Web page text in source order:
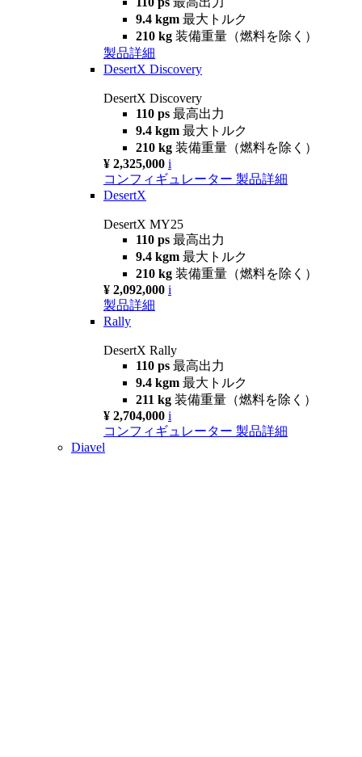
9.4 kgm 最大トルク
210 kg 装備重量（燃料を除く）
製品詳細
DesertX Discovery
DesertX Discovery
110 ps 最高出力
9.4 kgm 最大トルク
210 kg 装備重量（燃料を除く）
¥ 2,325,000 i
コンフィギュレーター 製品詳細
DesertX
DesertX MY25
110 ps 最高出力
9.4 kgm 最大トルク
210 kg 装備重量（燃料を除く）
¥ 2,092,000 i
製品詳細
Rally
DesertX Rally
110 ps 最高出力
9.4 kgm 最大トルク
211 kg 装備重量（燃料を除く）
¥ 2,704,000 i
コンフィギュレーター 製品詳細
Diavel